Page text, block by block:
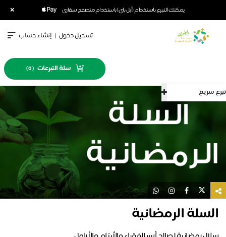
يمكنك التبرع باستخدام (أبل باي) باستخدام متصفح سفاري ×
تبرع سريع
تسجيل دخول | إنشاء حساب
سلة التبرعات (
0
)
السلة الرمضانية